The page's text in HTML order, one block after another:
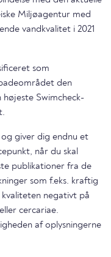
Miljøagentur med
vandkvalitet i 2021
som
den
Swimcheck-
giver dig endnu et
når du skal
publikationer fra de
som f.eks. kraftig
negativt på
cercariae.
af oplysningerne